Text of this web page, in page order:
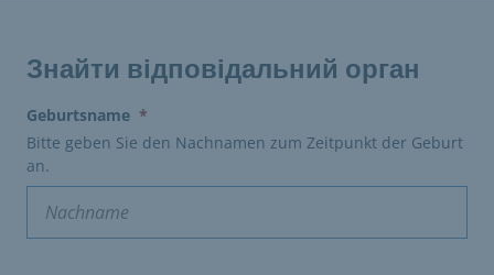
Знайти відповідальний орган
Geburtsname *
Bitte geben Sie den Nachnamen zum Zeitpunkt der Geburt
an.